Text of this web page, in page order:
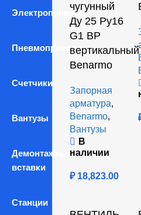
Электропривода
Пневмопривода
Счетчики
Вантузы
Демонтажные
вставки
Станции
чугунный
Ду 25 Ру16
G1 ВР
вертикальный
Benarmo
Запорная
арматура,
Benarmo,
Вантузы
В
наличии
₽18,823.00